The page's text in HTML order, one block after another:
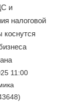
и
налоговой
коснутся
11:00